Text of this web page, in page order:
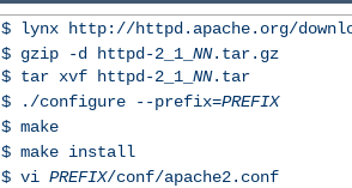
$ lynx http://httpd.apache.org/
$ gzip -d httpd-2_1_ NN.tar.gz
$ tar xvf httpd-2_1_ NN.tar
$ ./configure --prefix=PREFIX
$ make
$ make install
$ vi PREFIX/conf/apache2.conf